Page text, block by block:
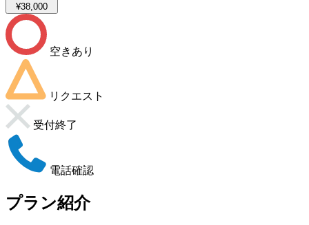
¥38,000
空きあり
リクエスト
受付終了
電話確認
プラン紹介